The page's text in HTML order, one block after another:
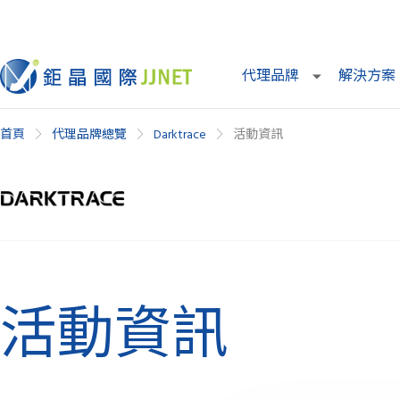
代理品牌 解決方案
首頁 代理品牌總覽 Darktrace 活動資訊
活動資訊